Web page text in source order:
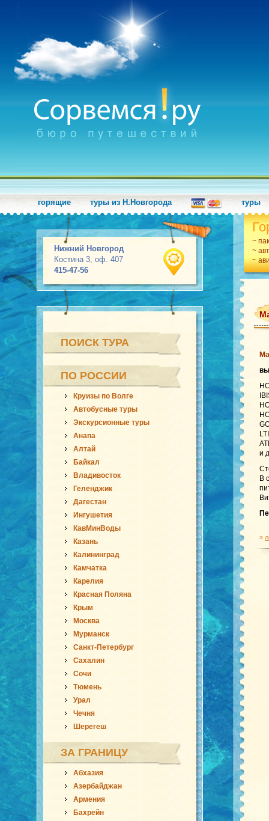
горящие туры из Н.Новгорода туры
Нижний Новгород
Костина 3, оф. 407
415-47-56
~
~
~
ПОИСК ТУРА
ПО РОССИИ
Круизы по Волге
Автобусные туры
Экскурсионные туры
Анапа
Алтай
Байкал
Владивосток
Геленджик
Дагестан
Ингушетия
КавМинВоды
Казань
Калининград
Камчатка
Карелия
Красная Поляна
Крым
Москва
Мурманск
Санкт-Петербург
Сахалин
Сочи
Тюмень
Урал
Чечня
Шерегеш
ЗА ГРАНИЦУ
Абхазия
Азербайджан
Армения
Бахрейн
и
В
»